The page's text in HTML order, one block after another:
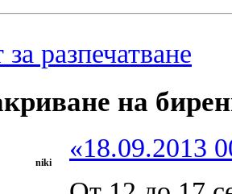
разпечатване
на
niki
«18.09.2013